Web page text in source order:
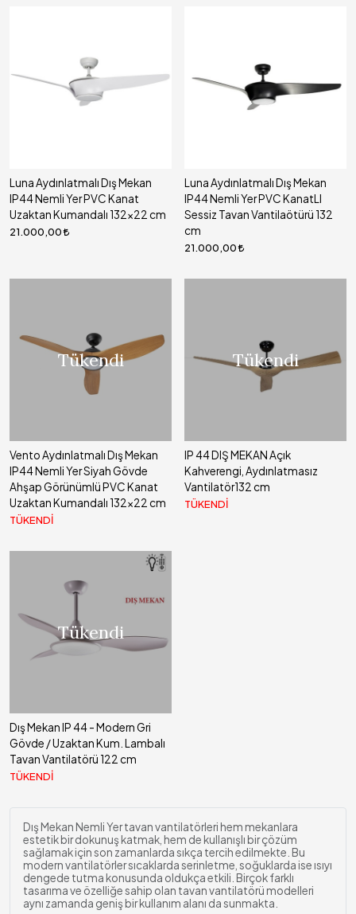
Luna Aydınlatmalı Dış Mekan
IP44 Nemli Yer PVC Kanat
Uzaktan Kumandalı 132x22 cm
21.000,00
Luna Aydınlatmalı Dış Mekan
IP44 Nemli Yer PVC KanatLI
Sessiz Tavan Vantilaötürü 132
cm
21.000,00
Tükendi
Vento Aydınlatmalı Dış Mekan
IP44 Nemli Yer Siyah Gövde
Ahşap Görünümlü PVC Kanat
Uzaktan Kumandalı 132x22 cm
TÜKENDİ
Tükendi
IP 44 DIŞ MEKAN Açık
Kahverengi, Aydınlatmasız
Vantilatör132 cm
TÜKENDİ
Tükendi
Dış Mekan IP 44 - Modern Gri
Gövde / Uzaktan Kum. Lambalı
Tavan Vantilatörü 122 cm
TÜKENDİ
Dış Mekan Nemli Yer tavan vantilatörleri hem mekanlara
estetik bir dokunuş katmak, hem de kullanışlı bir çözüm
sağlamak için son zamanlarda sıkça tercih edilmekte. Bu
modern vantilatörler sıcaklarda serinletme, soğuklarda ise ısıyı
dengede tutma konusunda oldukça etkili. Birçok farklı
tasarıma ve özelliğe sahip olan tavan vantilatörü modelleri
aynı zamanda geniş bir kullanım alanı da sunmakta.